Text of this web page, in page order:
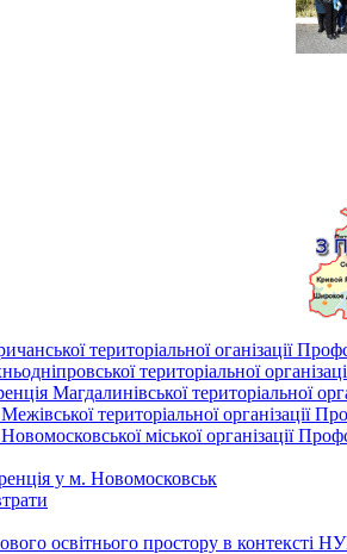
територіальної оганізації
територіальної
Магдалинівської територіальної
територіальної організації
міської організації
у м. Новомосковськ
освітнього простору в контексті